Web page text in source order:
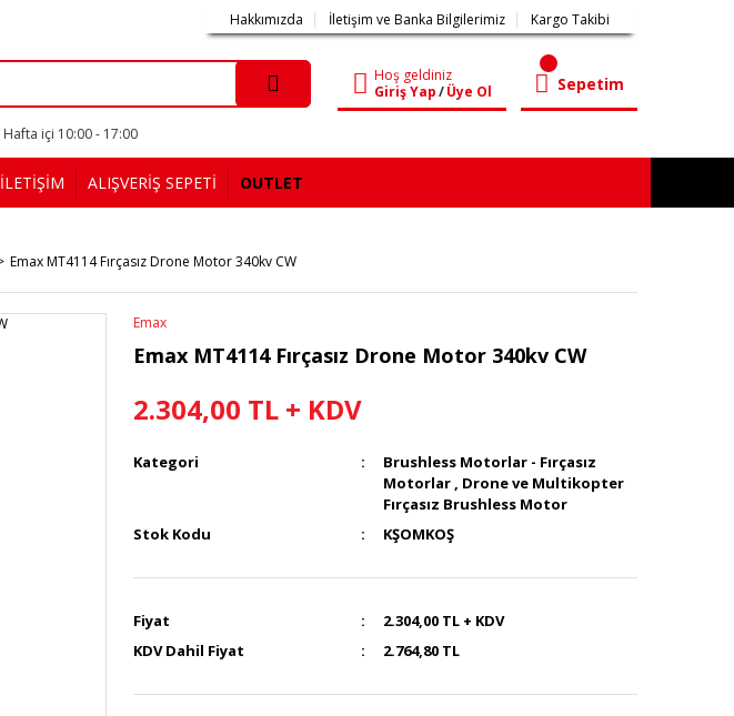
Hakkımızda İletişim ve Banka Bilgilerimiz Kargo Takibi
Hoş geldiniz
Giriş Yap/Üye Ol Sepetim
Hafta içi 10:00 - 17:00
İLETİŞİM ALIŞVERİŞ SEPETİ OUTLET
Emax MT4114 Fırçasız Drone Motor 340kv CW
Emax
Emax MT4114 Fırçasız Drone Motor 340kv CW
2.304,00 TL + KDV
Kategori
Brushless Motorlar - Fırçasız
Motorlar , Drone ve Multikopter
Fırçasız Brushless Motor
Stok Kodu
KŞOMKOŞ
Fiyat
2.304,00 TL + KDV
KDV Dahil Fiyat
2.764,80 TL